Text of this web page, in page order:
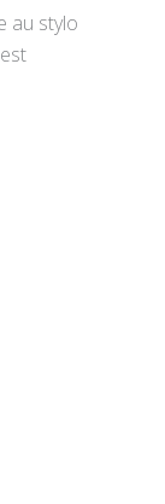
au stylo